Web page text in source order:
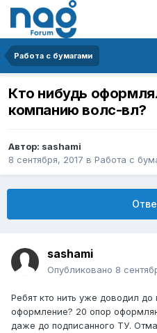
Работа с бумагами
Кто нибудь
компанию волс-вл?
Автор: sashami
8 сентября, 2017 в Работа с
sashami
Опубликовано 8
Ребят кто нить уже доводил
оформление? 20 опор
даже до подписанного ТУ.